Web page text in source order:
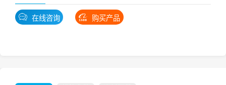
在线咨询 购买产品